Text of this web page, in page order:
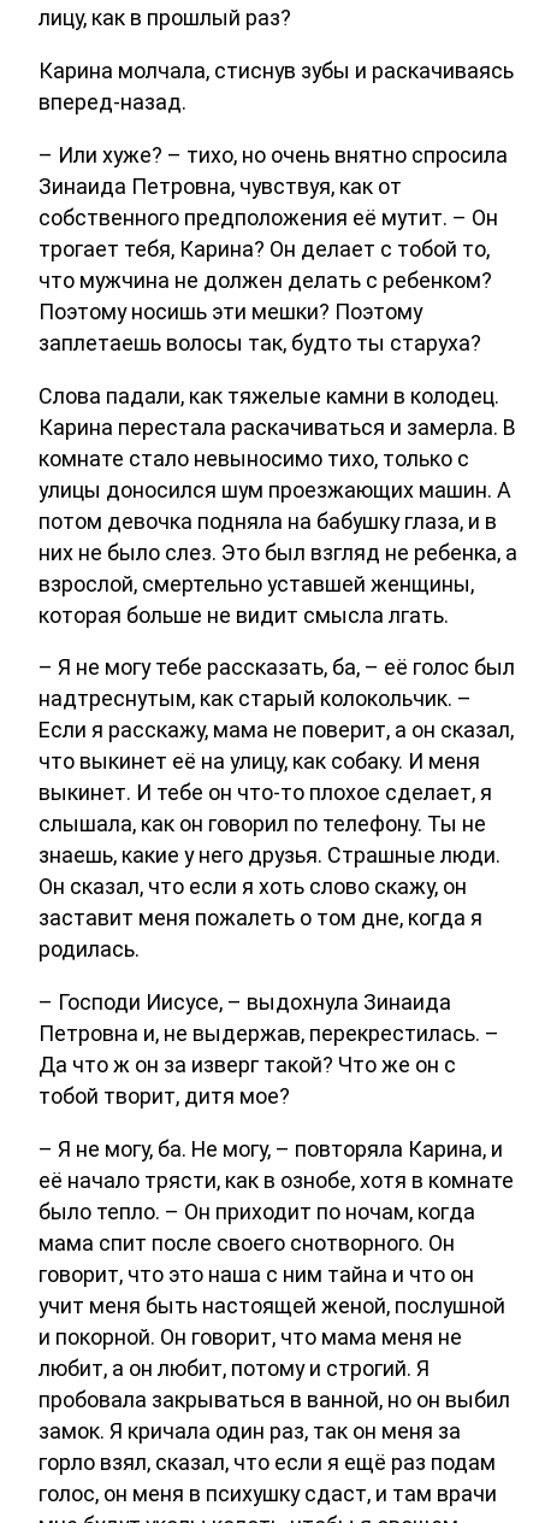
лицу, как в прошлый раз?
Карина молчала, стиснув зубы и раскачиваясь
вперед-назад.
– Или хуже? – тихо, но очень внятно спросила
Зинаида Петровна, чувствуя, как от
собственного предположения её мутит. – Он
трогает тебя, Карина? Он делает с тобой то,
что мужчина не должен делать с ребенком?
Поэтому носишь эти мешки? Поэтому
заплетаешь волосы так, будто ты старуха?
Слова падали, как тяжелые камни в колодец.
Карина перестала раскачиваться и замерла. В
комнате стало невыносимо тихо, только с
улицы доносился шум проезжающих машин. А
потом девочка подняла на бабушку глаза, и в
них не было слез. Это был взгляд не ребенка, а
взрослой, смертельно уставшей женщины,
которая больше не видит смысла лгать.
– Я не могу тебе рассказать, ба, – её голос был
надтреснутым, как старый колокольчик. –
Если я расскажу, мама не поверит, а он сказал,
что выкинет её на улицу, как собаку. И меня
выкинет. И тебе он что-то плохое сделает, я
слышала, как он говорил по телефону. Ты не
знаешь, какие у него друзья. Страшные люди.
Он сказал, что если я хоть слово скажу, он
заставит меня пожалеть о том дне, когда я
родилась.
– Господи Иисусе, – выдохнула Зинаида
Петровна и, не выдержав, перекрестилась. –
Да что ж он за изверг такой? Что же он с
тобой творит, дитя мое?
– Я не могу, ба. Не могу, – повторяла Карина, и
её начало трясти, как в ознобе, хотя в комнате
было тепло. – Он приходит по ночам, когда
мама спит после своего снотворного. Он
говорит, что это наша с ним тайна и что он
учит меня быть настоящей женой, послушной
и покорной. Он говорит, что мама меня не
любит, а он любит, потому и строгий. Я
пробовала закрываться в ванной, но он выбил
замок. Я кричала один раз, так он меня за
горло взял, сказал, что если я ещё раз подам
голос, он меня в психушку сдаст, и там врачи